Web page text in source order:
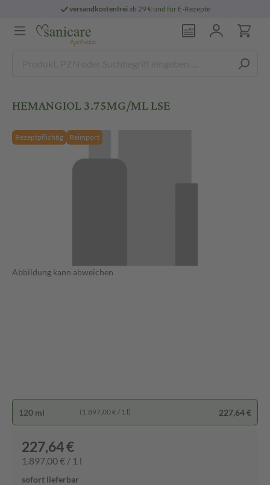
versandkostenfreiab 29 € und für E-Rezepte
HEMANGIOL 3.75MG/ML LSE
Rezeptpflichtig Reimport
Abbildung kann abweichen
120 ml (1.897,00 € / 1 l) 227,64 €
227,64 €
1.897,00 € / 1 l
sofort lieferbar